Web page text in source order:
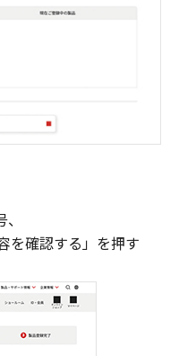
を確認する」を押す